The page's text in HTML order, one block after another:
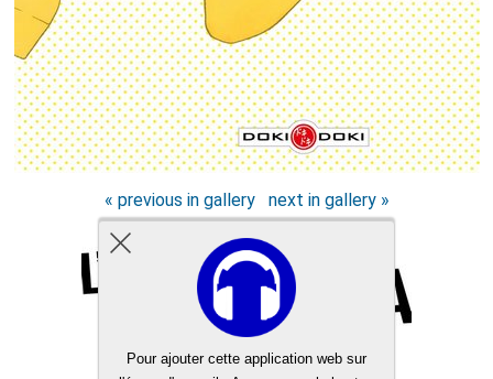
« previous in gallery next in gallery »